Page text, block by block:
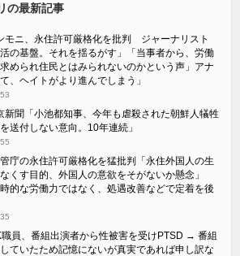
の最新記事
モニ、永住許可厳格化を批判 ジャーナリスト
活の基盤。それを揺るがす」「当事者から、労働
められ住民とはみられないのかという声」アナ
、ヘイトがより進んでしまう」
新聞「小池都知事、今年も虐殺された朝鮮人犠牲
送付しない意向。10年連続」
庁の永住許可厳格化を猛批判「永住外国人の生
くす目的、外国人の意欲をそがないか懸念」
時的な労働力ではなく、処遇改善などで定着を後
職員、番組出演者から性被害を受けPTSD → 番組
ていたため記憶にないが真実であれば申し訳な